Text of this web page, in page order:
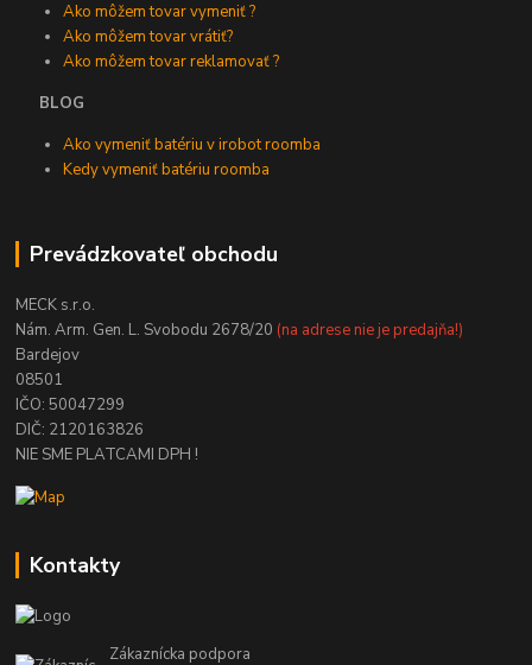
Ako môžem tovar vymeniť ?
Ako môžem tovar vrátiť?
Ako môžem tovar reklamovať ?
BLOG
Ako vymeniť batériu v irobot roomba
Kedy vymeniť batériu roomba
Prevádzkovateľ obchodu
MECK s.r.o.
Nám. Arm. Gen. L. Svobodu 2678/20 (na adrese nie je predajňa!)
Bardejov
08501
IČO: 50047299
DIČ: 2120163826
NIE SME PLATCAMI DPH !
Kontakty
Zákaznícka podpora